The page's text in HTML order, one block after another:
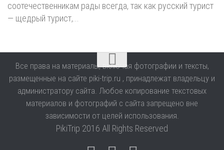
соотечественникам рады всегда, так как русский турист
— щедрый турист,...
Все права на материалы, включая фотографии и тексты,
размещенные на сайте piki-trip.ru , принадлежат владельцу и
администратору сайта. Любое копирование текстовых
материалов и фотографий с сайта запрещено вне
зависимости от целей использования.
PikiTrip 2016 All Rights Reserved